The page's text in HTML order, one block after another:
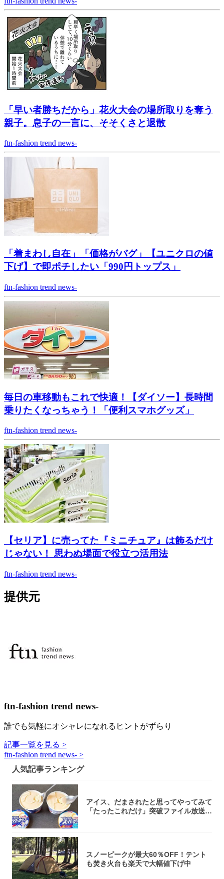
「早い者勝ちだから」花火大会の場所取りを奪う
親子。息子の一言に、そそくさと退散
ftn-fashion trend news-
「着まわし自在」「価格がバグ」【ユニクロの値
下げ】で即ポチしたい「990円トップス」
ftn-fashion trend news-
毎日の車移動もこれで快適！【ダイソー】長時間
乗りたくなっちゃう！「便利スマホグッズ」
ftn-fashion trend news-
【セリア】に売ってた『ミニチュア』は飾るだけ
じゃない！ 思わぬ場面で役立つ活用法
ftn-fashion trend news-
提供元
ftn-fashion trend news-
誰でも気軽にオシャレになれるヒントがずらり
記事一覧を見る >
ftn-fashion trend news- >
人気記事ランキング
アイス、だまされたと思ってやってみて
「たったこれだけ」突破ファイル放送で
スノーピークが最大60％OFF！テント
も焚き火台も楽天で大幅値下げ中